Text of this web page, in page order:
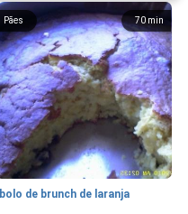
70 min
Pães
bolo de brunch de laranja